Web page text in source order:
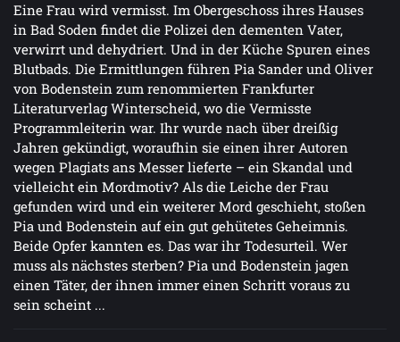
Eine Frau wird vermisst. Im Obergeschoss ihres Hauses
in Bad Soden findet die Polizei den dementen Vater,
verwirrt und dehydriert. Und in der Küche Spuren eines
Blutbads. Die Ermittlungen führen Pia Sander und Oliver
von Bodenstein zum renommierten Frankfurter
Literaturverlag Winterscheid, wo die Vermisste
Programmleiterin war. Ihr wurde nach über dreißig
Jahren gekündigt, woraufhin sie einen ihrer Autoren
wegen Plagiats ans Messer lieferte – ein Skandal und
vielleicht ein Mordmotiv? Als die Leiche der Frau
gefunden wird und ein weiterer Mord geschieht, stoßen
Pia und Bodenstein auf ein gut gehütetes Geheimnis.
Beide Opfer kannten es. Das war ihr Todesurteil. Wer
muss als nächstes sterben? Pia und Bodenstein jagen
einen Täter, der ihnen immer einen Schritt voraus zu
sein scheint ...